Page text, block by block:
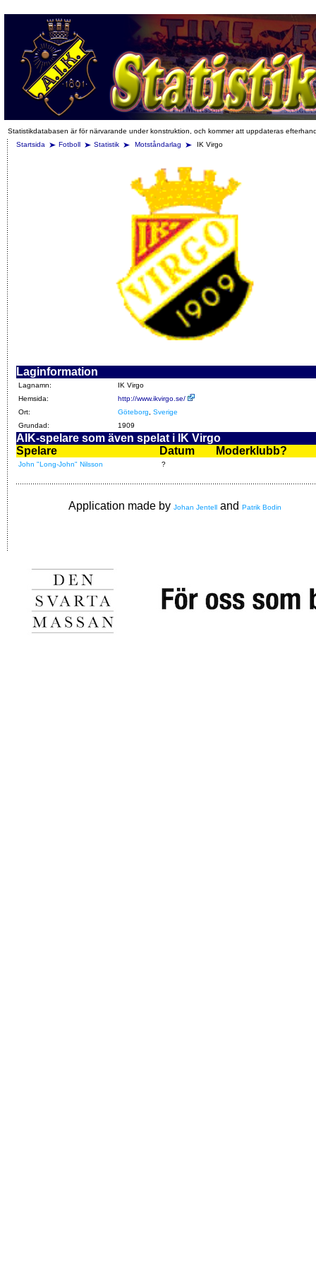
Statistikdatabasen är för närvarande under konstruktion, och kommer att uppdateras
Startsida
Fotboll Statistik Motståndarlag IK Virgo
Laginformation
Lagnamn:
IK Virgo
Hemsida:
http://www.ikvirgo.se/
Ort:
Göteborg, Sverige
Grundad:
1909
AIK-spelare som även spelat i IK Virgo
Spelare
Datum Moderklubb?
John "Long-John" Nilsson ?
Application made by Johan Jentell and Patrik Bodin